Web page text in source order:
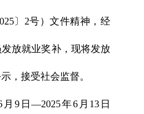
〕2号）文件精神，经
放就业奖补，现将发放
，接受社会监督。
月9日—2025年6月13日